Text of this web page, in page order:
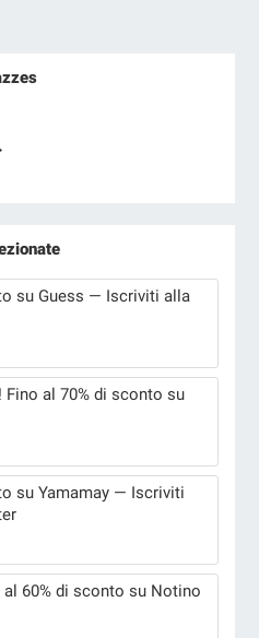
su Guess — Iscriviti alla
Fino al 70% di sconto su
su Yamamay — Iscriviti
al 60% di sconto su Notino